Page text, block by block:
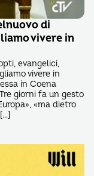
di
vivere in
evangelici,
vivere in
in Coena
giorni fa un gesto
«ma dietro